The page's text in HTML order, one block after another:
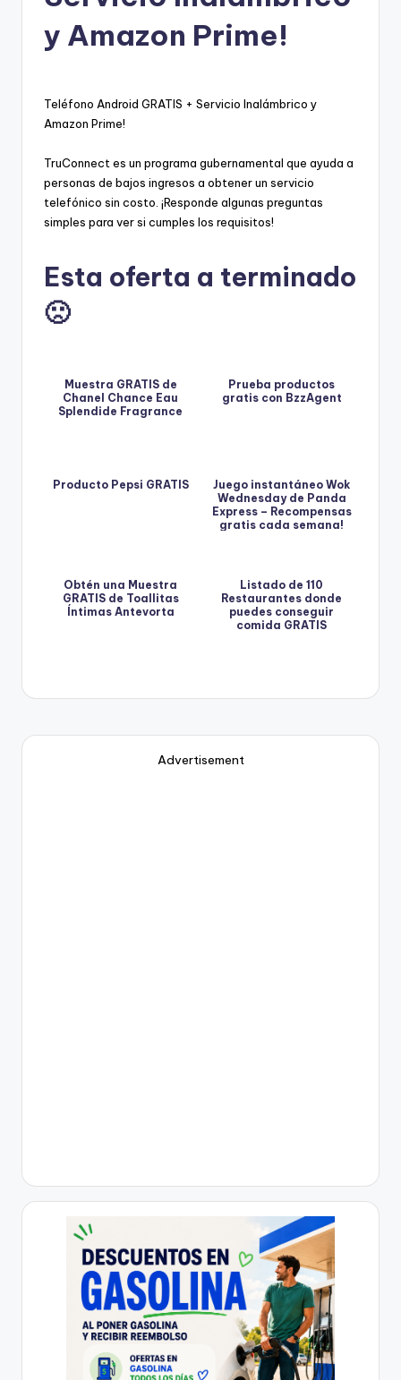
y Amazon Prime!
Teléfono Android GRATIS + Servicio Inalámbrico y
Amazon Prime!
TruConnect es un programa gubernamental que ayuda a
personas de bajos ingresos a obtener un servicio
telefónico sin costo. ¡Responde algunas preguntas
simples para ver si cumples los requisitos!
Esta oferta a terminado
🙁
Muestra GRATIS de
Chanel Chance Eau
Splendide Fragrance
Prueba productos
gratis con BzzAgent
Producto Pepsi GRATIS
Juego instantáneo Wok
Wednesday de Panda
Express – Recompensas
gratis cada semana!
Obtén una Muestra
GRATIS de Toallitas
Íntimas Antevorta
Listado de 110
Restaurantes donde
puedes conseguir
comida GRATIS
Advertisement